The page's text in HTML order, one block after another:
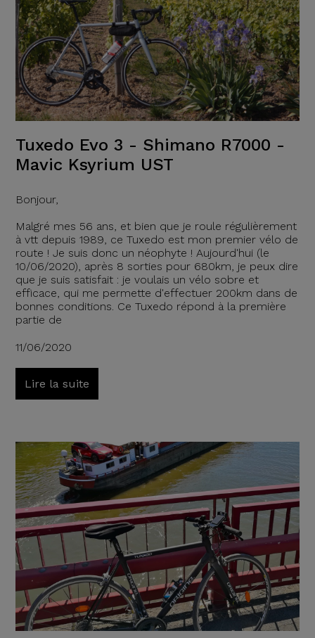
Tuxedo Evo 3 - Shimano R7000 -
Mavic Ksyrium UST
Bonjour,
Malgré mes 56 ans, et bien que je roule régulièrement
à vtt depuis 1989, ce Tuxedo est mon premier vélo de
route ! Je suis donc un néophyte ! Aujourd'hui (le
10/06/2020), après 8 sorties pour 680km, je peux dire
que je suis satisfait : je voulais un vélo sobre et
efficace, qui me permette d'effectuer 200km dans de
bonnes conditions. Ce Tuxedo répond à la première
partie de
11/06/2020
Lire la suite